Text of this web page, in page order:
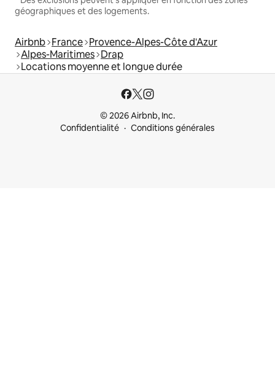
géographiques et des logements.
Airbnb France Provence-Alpes-Côte d'Azur
Alpes-Maritimes Drap
Locations moyenne et longue durée
© 2026 Airbnb, Inc.
Confidentialité
Conditions générales